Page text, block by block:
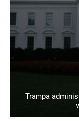
Trampa